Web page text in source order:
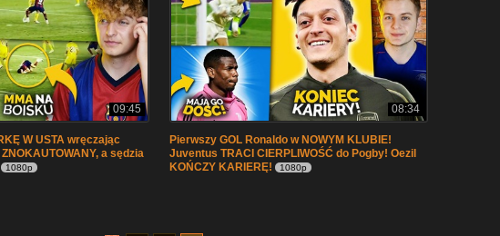
09:45
W USTA wręczając
a sędzia
1080p
08:34
Pierwszy GOL Ronaldo w NOWYM KLUBIE!
Juventus TRACI CIERPLIWOŚĆ do Pogby! Oezil
KOŃCZY KARIERĘ!
1080p